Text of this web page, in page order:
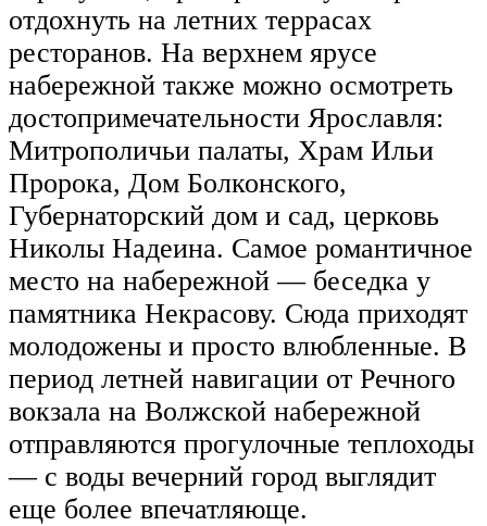
отдохнуть на летних террасах
ресторанов. На верхнем ярусе
набережной также можно осмотреть
достопримечательности Ярославля:
Митрополичьи палаты, Храм Ильи
Пророка, Дом Болконского,
Губернаторский дом и сад, церковь
Николы Надеина. Самое романтичное
место на набережной — беседка у
памятника Некрасову. Сюда приходят
молодожены и просто влюбленные. В
период летней навигации от Речного
вокзала на Волжской набережной
отправляются прогулочные теплоходы
— с воды вечерний город выглядит
еще более впечатляюще.